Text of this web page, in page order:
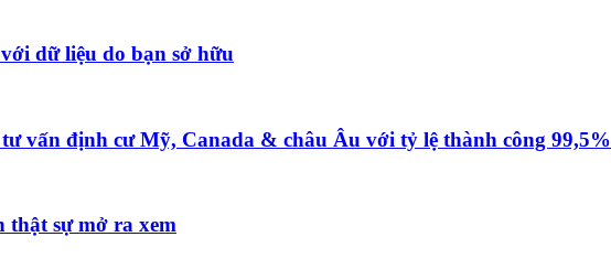
dữ liệu do bạn sở hữu
vấn định cư Mỹ, Canada & châu Âu với tỷ lệ thành công 99,5%
sự mở ra xem